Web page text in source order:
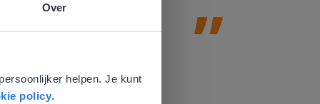
Over
helpen. Je kunt
policy.